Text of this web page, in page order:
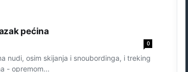
pećina
0
nudi, osim skijanja i snoubordinga, i treking
- opremom...